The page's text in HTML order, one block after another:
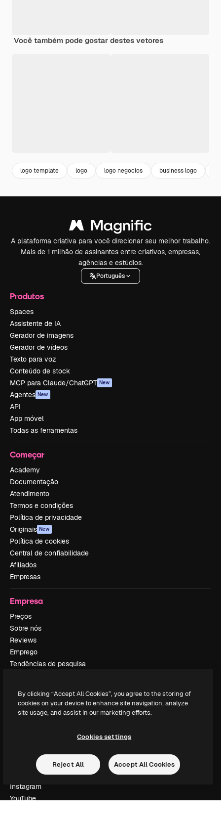
Você também pode gostar destes vetores
logo template logo logo negocios business logo
A plataforma criativa para você direcionar seu melhor trabalho.
Mais de 1 milhão de assinantes entre criativos, empresas,
agências e estúdios.
Português
Produtos
Spaces
Assistente de IA
Gerador de imagens
Gerador de vídeos
Texto para voz
Conteúdo de stock
MCP para Claude/ChatGPT New
Agentes New
API
App móvel
Todas as ferramentas
Começar
Academy
Documentação
Atendimento
Termos e condições
Política de privacidade
Originais New
Política de cookies
Central de confiabilidade
Afiliados
Empresas
Empresa
Preços
Sobre nós
Reviews
Emprego
Tendências de pesquisa
Slidesgo
Vender conteúdo
Procurando por magnific.ai?
Siga-nos
Suporte ao cliente
Instagram
YouTube
By clicking “Accept All Cookies”, you agree to the storing of
cookies on your device to enhance site navigation, analyze
site usage, and assist in our marketing efforts.
Cookies settings
Reject All Accept All Cookies